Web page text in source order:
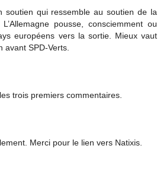
soutien qui ressemble au soutien de la
pousse, consciemment ou
européens vers la sortie. Mieux vaut
avant SPD-Verts.
trois premiers commentaires.
Merci pour le lien vers Natixis.